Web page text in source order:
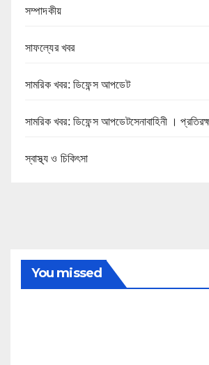
সম্পাদকীয়
সাফল্যের খবর
সামরিক খবর: ডিফেন্স আপডেট
সামরিক খবর: ডিফেন্স আপডেটসেনাবাহিনী ।
স্বাস্থ্য ও চিকিৎসা
You missed